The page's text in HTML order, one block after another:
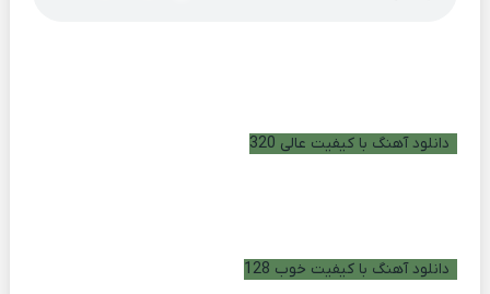
دانلود آهنگ با کیفیت عالی 320
دانلود آهنگ با کیفیت خوب 128